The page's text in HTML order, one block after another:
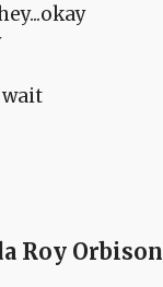
Roy Orbison